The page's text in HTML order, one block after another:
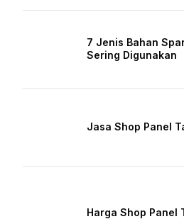
7 Jenis Bahan
Sering Digunakan
Jasa Shop Panel
Harga Shop Panel